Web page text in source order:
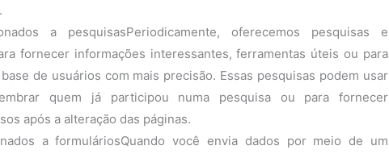
a pesquisasPeriodicamente, oferecemos pesquisas e
fornecer informações interessantes, ferramentas úteis ou para
de usuários com mais precisão. Essas pesquisas podem usar
quem já participou numa pesquisa ou para fornecer
após a alteração das páginas.
a formuláriosQuando você envia dados por meio de um